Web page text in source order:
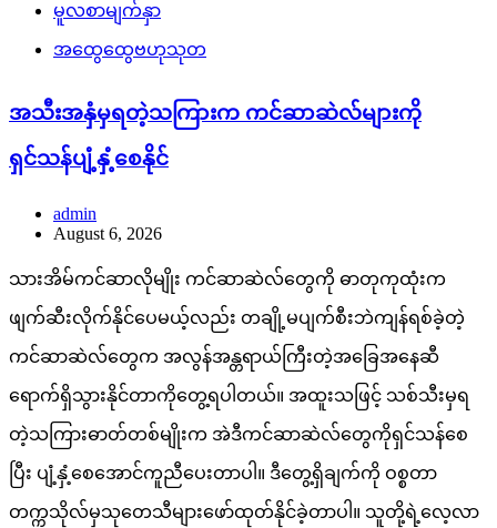
မူလစာမျက်နှာ
အထွေထွေဗဟုသုတ
အသီးအနှံမှရတဲ့သကြားက ကင်ဆာဆဲလ်များကို
ရှင်သန်ပျံ့နှံ့စေနိုင်
admin
August 6, 2026
သားအိမ်ကင်ဆာလိုမျိုး ကင်ဆာဆဲလ်တွေကို ဓာတုကုထုံးက
ဖျက်ဆီးလိုက်နိုင်ပေမယ့်လည်း တချို့မပျက်စီးဘဲကျန်ရစ်ခဲ့တဲ့
ကင်ဆာဆဲလ်တွေက အလွန်အန္တရာယ်ကြီးတဲ့အခြေအနေဆီ
ရောက်ရှိသွားနိုင်တာကိုတွေ့ရပါတယ်။ အထူးသဖြင့် သစ်သီးမှရ
တဲ့သကြားဓာတ်တစ်မျိုးက အဲဒီကင်ဆာဆဲလ်တွေကိုရှင်သန်စေ
ပြီး ပျံ့နှံ့စေအောင်ကူညီပေးတာပါ။ ဒီတွေ့ရှိချက်ကို ဝစ္စတာ
တက္ကသိုလ်မှသုတေသီများဖော်ထုတ်နိုင်ခဲ့တာပါ။ သူတို့ရဲ့လေ့လာ